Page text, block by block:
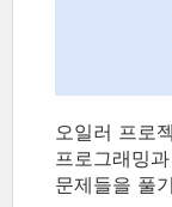
오일러 프로
프로그래밍
문제들을 풀